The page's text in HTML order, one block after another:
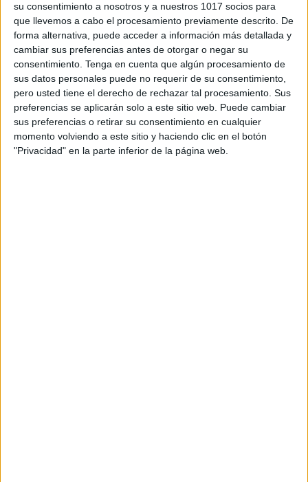
su consentimiento a nosotros y a nuestros 1017 socios para
que llevemos a cabo el procesamiento previamente descrito. De
forma alternativa, puede acceder a información más detallada y
cambiar sus preferencias antes de otorgar o negar su
consentimiento. Tenga en cuenta que algún procesamiento de
sus datos personales puede no requerir de su consentimiento,
pero usted tiene el derecho de rechazar tal procesamiento. Sus
preferencias se aplicarán solo a este sitio web. Puede cambiar
sus preferencias o retirar su consentimiento en cualquier
momento volviendo a este sitio y haciendo clic en el botón
"Privacidad" en la parte inferior de la página web.
9 enero, 2020 byMaría 1 comentario
Tareas como la
siguiente que
utilizan dibujos y
pistas visuales
puede facilitar el
aprendizaje. En el
ejercicio de hoy